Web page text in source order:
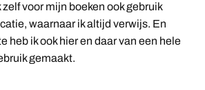
voor mijn boeken ook gebruik
waarnaar ik altijd verwijs. En
heb ik ook hier en daar van een hele
gemaakt.